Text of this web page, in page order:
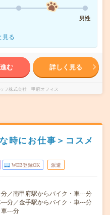
男性
見る
む 詳しく見る
フ株式会社 甲府オフィス
時にお仕事＞コスメ
WEB登録OK 派遣
／南甲府駅からバイク・車---分
分／金手駅からバイク・車---分
---分